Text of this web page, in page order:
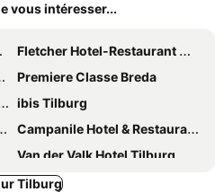
vous intéresser...
Fletcher Hotel-Restaurant Waalwijk
Premiere Classe Breda
ibis Tilburg
Campanile Hotel & Restaurant Breda
Van der Valk Hotel Tilburg
Hotel 't Peperhuys
Tilburg